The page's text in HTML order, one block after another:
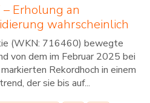
Erholung an
wahrscheinlich
(WKN: 716460) bewegte
von dem im Februar 2025 bei
Rekordhoch in einem
der sie bis auf...